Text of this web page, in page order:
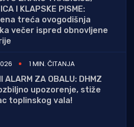
I KLAPSKE PISME:
treća ovogodišnja
večer ispred obnovljene
1 MIN. ČITANJA
ALARM ZA OBALU: DHMZ
upozorenje, stiže
toplinskog vala!